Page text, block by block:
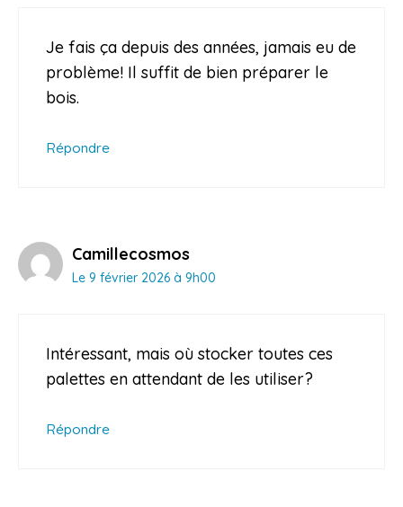
Je fais ça depuis des années, jamais eu de
problème! Il suffit de bien préparer le
bois.
Répondre
Camillecosmos
Le 9 février 2026 à 9h00
Intéressant, mais où stocker toutes ces
palettes en attendant de les utiliser?
Répondre